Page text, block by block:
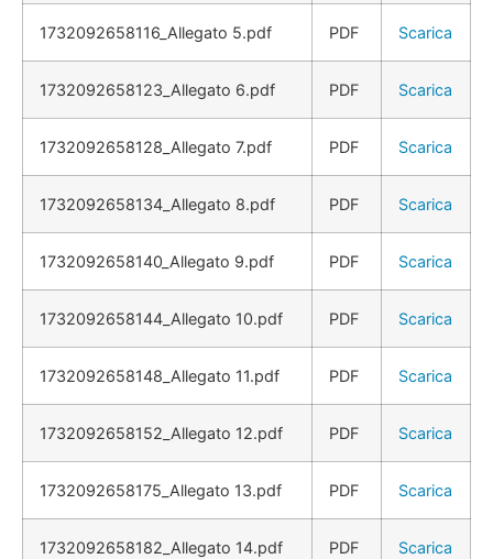
1732092658116_Allegato 5.pdf PDF Scarica
1732092658123_Allegato 6.pdf PDF Scarica
1732092658128_Allegato 7.pdf PDF Scarica
1732092658134_Allegato 8.pdf PDF Scarica
1732092658140_Allegato 9.pdf PDF Scarica
1732092658144_Allegato 10.pdf PDF Scarica
1732092658148_Allegato 11.pdf PDF Scarica
1732092658152_Allegato 12.pdf PDF Scarica
1732092658175_Allegato 13.pdf PDF Scarica
1732092658182_Allegato 14.pdf PDF Scarica